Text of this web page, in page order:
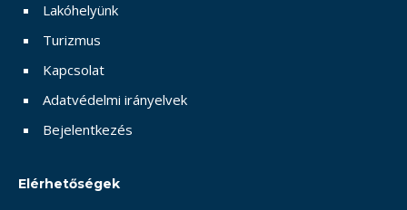
Lakóhelyünk
Turizmus
Kapcsolat
Adatvédelmi irányelvek
Bejelentkezés
Elérhetőségek